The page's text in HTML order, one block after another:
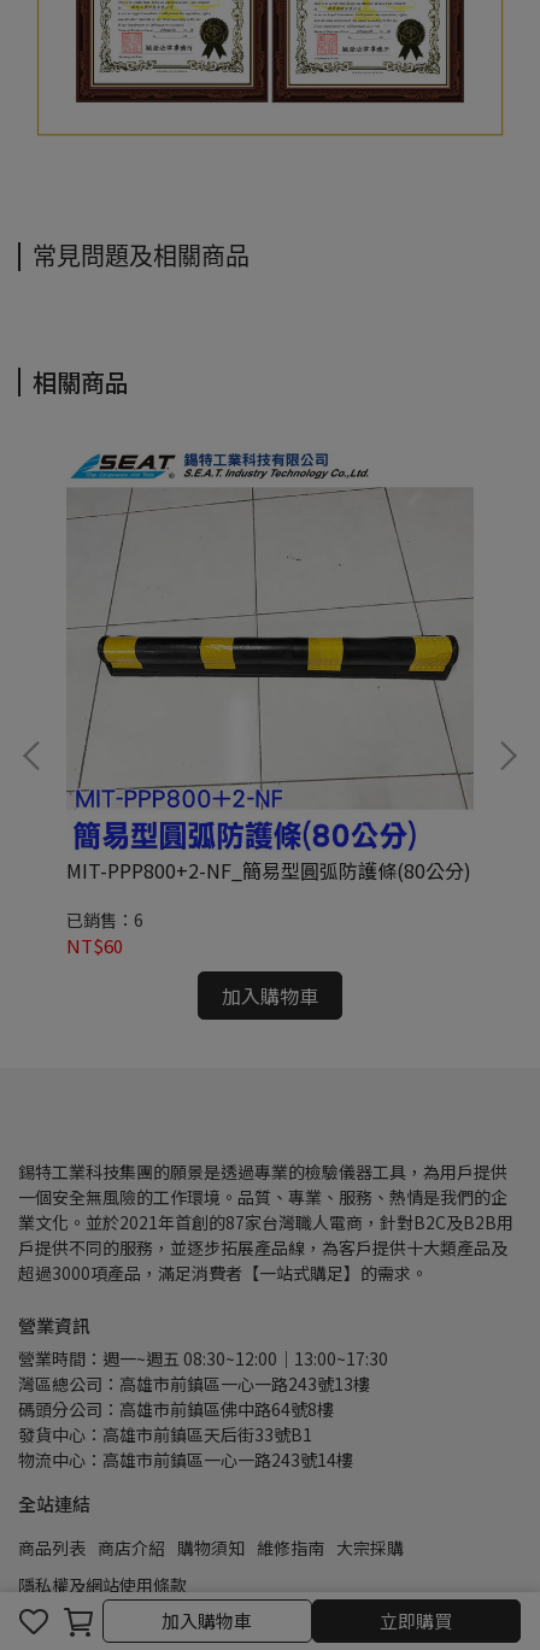
加入購物車 立即購買
常見問題及相關商品
相關商品
MIT-PPP800+2-NF_簡易型圓弧防護條(80公分)
已銷售：6
NT$60
加入購物車
錫特工業科技集團的願景是透過專業的檢驗儀器工具，為用戶提供
一個安全無風險的工作環境。品質、專業、服務、熱情是我們的企
業文化。並於2021年首創的87家台灣職人電商，針對B2C及B2B用
戶提供不同的服務，並逐步拓展產品線，為客戶提供十大類產品及
超過3000項產品，滿足消費者【一站式購足】的需求。
營業資訊
營業時間：週一~週五 08:30~12:00｜13:00~17:30
灣區總公司：高雄市前鎮區一心一路243號13樓
碼頭分公司：高雄市前鎮區佛中路64號8樓
發貨中心：高雄市前鎮區天后街33號B1
物流中心：高雄市前鎮區一心一路243號14樓
全站連結
商品列表 商店介紹 購物須知 維修指南 大宗採購
隱私權及網站使用條款